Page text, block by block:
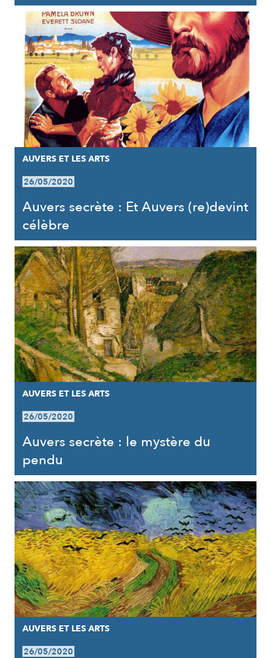
AUVERS ET LES ARTS
26/05/2020
Auvers secrète : Et Auvers (re)devint
célèbre
AUVERS ET LES ARTS
26/05/2020
Auvers secrète : le mystère du
pendu
AUVERS ET LES ARTS
26/05/2020